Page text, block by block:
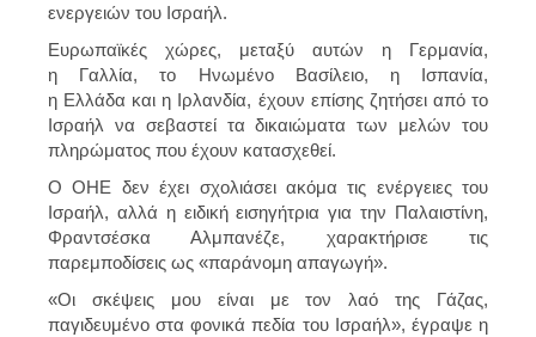
ενεργειών του Ισραήλ.
Ευρωπαϊκές χώρες, μεταξύ αυτών η Γερμανία,
η Γαλλία, το Ηνωμένο Βασίλειο, η Ισπανία,
η Ελλάδα και η Ιρλανδία, έχουν επίσης ζητήσει από το
Ισραήλ να σεβαστεί τα δικαιώματα των μελών του
πληρώματος που έχουν κατασχεθεί.
Ο ΟΗΕ δεν έχει σχολιάσει ακόμα τις ενέργειες του
Ισραήλ, αλλά η ειδική εισηγήτρια για την Παλαιστίνη,
Φραντσέσκα Αλμπανέζε, χαρακτήρισε τις
παρεμποδίσεις ως «παράνομη απαγωγή».
«Οι σκέψεις μου είναι με τον λαό της Γάζας,
παγιδευμένο στα φονικά πεδία του Ισραήλ», έγραψε η